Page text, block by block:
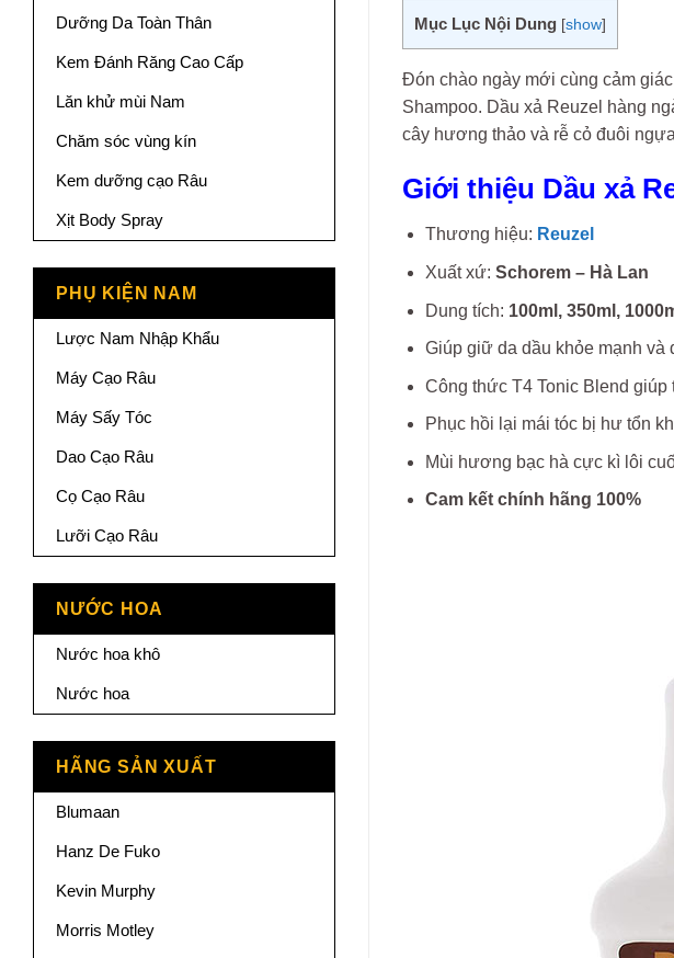
Dưỡng Da Toàn Thân
Kem Đánh Răng Cao Cấp
Lăn khử mùi Nam
Chăm sóc vùng kín
Kem dưỡng cạo Râu
Xịt Body Spray
PHỤ KIỆN NAM
Lược Nam Nhập Khẩu
Máy Cạo Râu
Máy Sấy Tóc
Dao Cạo Râu
Cọ Cạo Râu
Lưỡi Cạo Râu
NƯỚC HOA
Nước hoa khô
Nước hoa
HÃNG SẢN XUẤT
Blumaan
Hanz De Fuko
Kevin Murphy
Morris Motley
Mục Lục Nội Dung [show]
Đón chào ngày mới cùng cảm
Shampoo. Dầu xả Reuzel hàng
cây hương thảo và rễ cỏ đuôi
Giới thiệu Dầu xả
Thương hiệu: Reuzel
Xuất xứ: Schorem – Hà Lan
Dung tích: 100ml, 350ml,
Giúp giữ da dầu khỏe mạnh và
Công thức T4 Tonic Blend giúp
Phục hồi lại mái tóc bị hư tổn
Mùi hương bạc hà cực kì lôi
Cam kết chính hãng 100%